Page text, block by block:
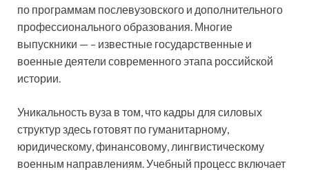
по программам послевузовского и дополнительного
профессионального образования. Многие
выпускники — – известные государственные и
военные деятели современного этапа российской
истории.
Уникальность вуза в том, что кадры для силовых
структур здесь готовят по гуманитарному,
юридическому, финансовому, лингвистическому
военным направлениям. Учебный процесс включает